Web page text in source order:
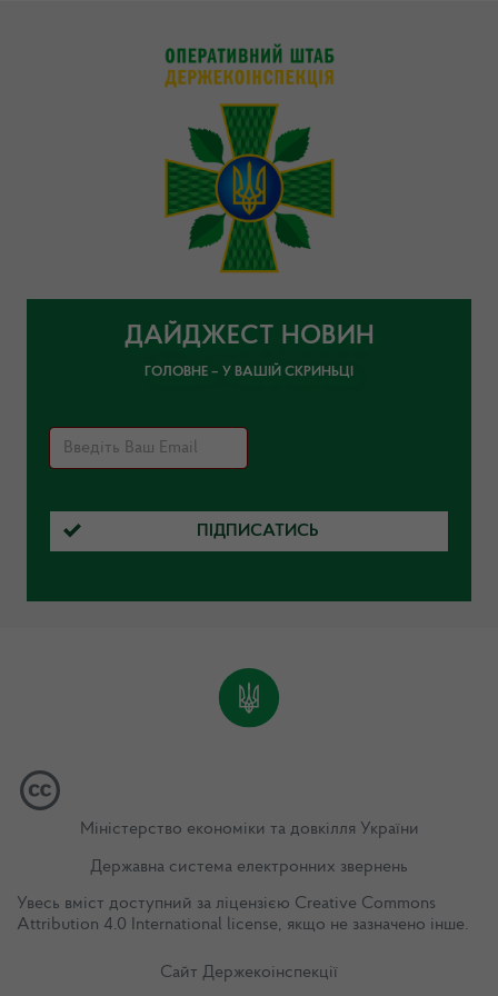
ДАЙДЖЕСТ НОВИН
ГОЛОВНЕ – У ВАШІЙ СКРИНЬЦІ
ПІДПИСАТИСЬ
Міністерство економіки та довкілля України
Державна система електронних звернень
Увесь вміст доступний за ліцензією Creative Commons
Attribution 4.0 International license, якщо не зазначено інше.
Сайт Держекоінспекції